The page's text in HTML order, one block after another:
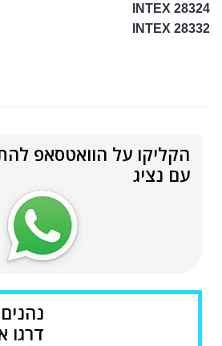
INTEX 28324
INTEX 28332
הקליקו על הוואטסאפ
עם נציג
דרגו